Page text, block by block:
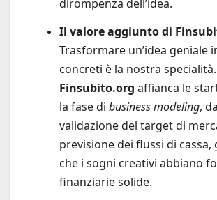
dirompenza dell’idea.
Il valore aggiunto di
Trasformare un’idea geniale
concreti è la nostra specialità.
Finsubito.org affianca le
la fase di business modeling,
validazione del target di
previsione dei flussi di
che i sogni creativi abbiano
finanziarie solide.